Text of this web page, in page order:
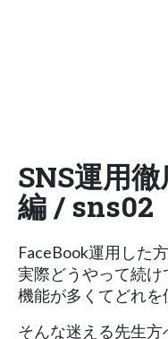
SNS運用
編 / sns02
FaceBook運用した
実際どうやって続
機能が多くてどれ
そんな迷える先生方